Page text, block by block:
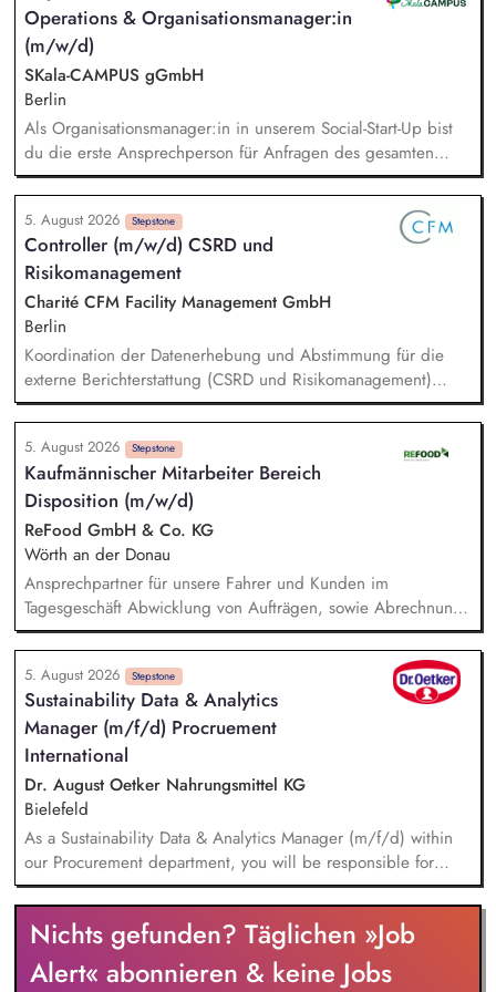
Entscheidungen Koordination und Leitung der
Nachhaltigkeitsprojekte inkl. Planung, Umsetzung und
Monitoring Initiierung von Veränderungsprozessen und aktive
Gestaltung des Transformationswegs zur nachhaltigen
Finanzwirtschaft
Operations & Organisationsmanager:in
(m/w/d)
SKala-CAMPUS gGmbH
Berlin
Als Organisationsmanager:in in unserem Social-Start-Up bist
du die erste Ansprechperson für Anfragen des gesamten
Teams. Du unterstützt mit durchdachten Prozessen, passenden
Tools und individueller Beratung. Dabei schaust du über den
Tellerrand, erkennst Bedarfe frühzeitig und findest
pragmatische Lösungen, bevor aus kleinen Reibungen große
Hürden werden. Du gestaltest und entwickelst Prozesse
kreativ weiter und stellst sicher, dass sie im Alltag umgesetzt
werden und Wirkung entfalten.
5. August 2026 Stepstone
Controller (m/w/d) CSRD und
Risikomanagement
Charité CFM Facility Management GmbH
Berlin
Koordination der Datenerhebung und Abstimmung für die
externe Berichterstattung (CSRD und Risikomanagement)
Steuerung des Gesamtprozesses der externen
Berichterstattung Sicherstellung einer fristgerechten und
qualitativ hochwertigen Umsetzung in Zusammenarbeit mit
den beteiligten Fachbereichen Entwicklung & Einführung des
Berichtssystem CSRD und Risikomanagement Analysieren
regulatorischer Nachhaltigkeitsanforderungen für CSRD sowie
entsprechende gesetzliche Risikomanagement
Berichtspflichten Aufbau und Weiterentwicklung von internen
Kontrollsystemen (IKS)
5. August 2026 Stepstone
Kaufmännischer Mitarbeiter Bereich
Disposition (m/w/d)
ReFood GmbH & Co. KG
Wörth an der Donau
Ansprechpartner für unsere Fahrer und Kunden im
Tagesgeschäft Abwicklung von Aufträgen, sowie Abrechnung
von erbrachten Leistungen Bearbeitung der eingehenden
Anfragen und Aufträge sowie von
kaufmännischen/administrativen Themen Sicherstellung der
Betriebsbereitschaft unseres Fuhrparks Laufende Überprüfung
und Optimierung der Logistikprozesse Pflege der
Arbeitsnachweise der gewerblichen Mitarbeiter und Kontrolle
der Einhaltung der gesetzlichen Vorgaben
5. August 2026 Stepstone
Sustainability Data & Analytics
Manager (m/f/d) Procruement
International
Dr. August Oetker Nahrungsmittel KG
Bielefeld
As a Sustainability Data & Analytics Manager (m/f/d) within
our Procurement department, you will be responsible for
managing sustainability-related data and translating
sustainability requirements into data, system, and reporting
solutions. You will be responsible for the functional
management of data across relevant IT systems and data
landscapes, including SAP MM/BW, CO₂ accounting tool,
Nichts gefunden? Täglichen »Job
Alert« abonnieren & keine Jobs